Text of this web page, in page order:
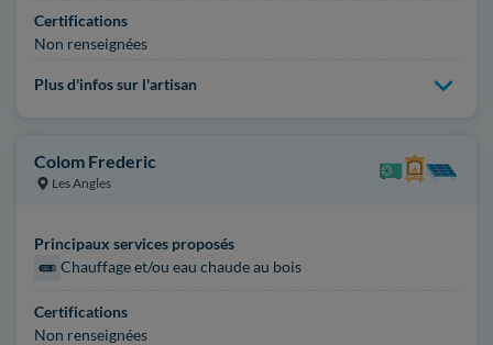
Certifications
Non renseignées
Plus d'infos sur l'artisan
Colom Frederic
Les Angles
Principaux services proposés
Chauffage et/ou eau chaude au bois
Certifications
Non renseignées